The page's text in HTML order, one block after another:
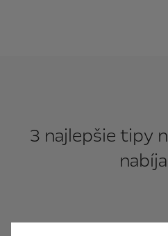
3 najlepšie tipy